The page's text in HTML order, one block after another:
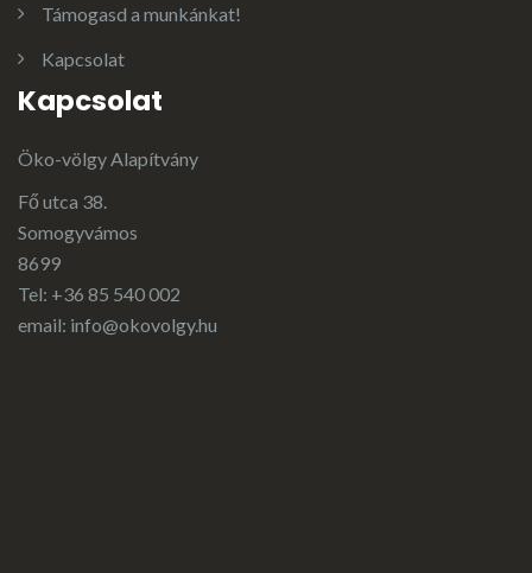
Támogasd a munkánkat!
Kapcsolat
Kapcsolat
Öko-völgy Alapítvány
Fő utca 38.
Somogyvámos
8699
Tel: +36 85 540 002
email: info@okovolgy.hu